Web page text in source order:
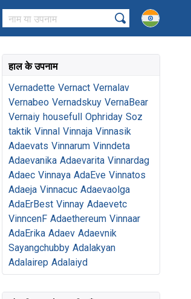
हाल के उपनाम
Vernadette Vernact Vernalav
Vernabeo Vernadskuy VernaBear
Vernaiy housefull Ophriday Soz
taktik Vinnal Vinnaja Vinnasik
Adaevats Vinnarum Vinndeta
Adaevanika Adaevarita Vinnardag
Adaec Vinnaya AdaEve Vinnatos
Adaeja Vinnacuc Adaevaolga
AdaErBest Vinnay Adaevetc
VinncenF Adaethereum Vinnaar
AdaErika Adaev Adaevnik
Sayangchubby Adalakyan
Adalairep Adalaiyd